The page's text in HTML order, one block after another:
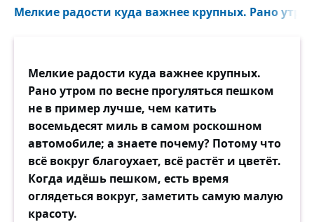
Мелкие радости куда важнее крупных. Рано
Мелкие радости куда важнее крупных.
Рано утром по весне прогуляться пешком
не в пример лучше, чем катить
восемьдесят миль в самом роскошном
автомобиле; а знаете почему? Потому что
всё вокруг благоухает, всё растёт и цветёт.
Когда идёшь пешком, есть время
оглядеться вокруг, заметить самую малую
красоту.